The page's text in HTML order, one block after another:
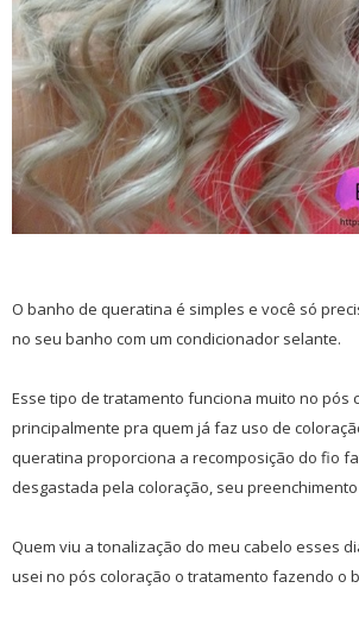
O banho de queratina é simples e você só
no seu banho com um condicionador selante.
Esse tipo de tratamento funciona muito no pós
principalmente pra quem já faz uso de
queratina proporciona a recomposição do fio
desgastada pela coloração, seu
Quem viu a tonalização do meu cabelo esses
usei no pós coloração o tratamento fazendo o